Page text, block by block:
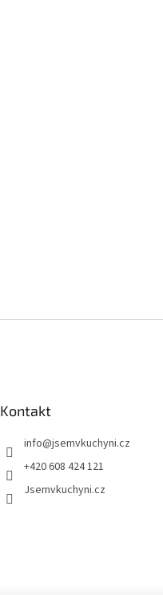
Kontakt
info@jsemvkuchyni.cz
+420 608 424 121
Jsemvkuchyni.cz